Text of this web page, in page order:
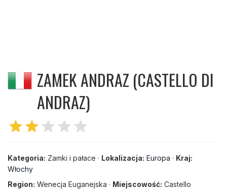
ZAMEK ANDRAZ (CASTELLO DI
ANDRAZ)
starstar star star star
Kategoria: Zamki i pałace · Lokalizacja: Europa · Kraj:
Włochy
Region: Wenecja Euganejska · Miejscowość: Castello